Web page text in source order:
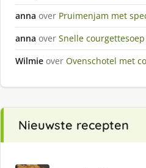
anna over Pruimenjam met
anna over Snelle
Wilmie over Ovenschotel met
Nieuwste recepten